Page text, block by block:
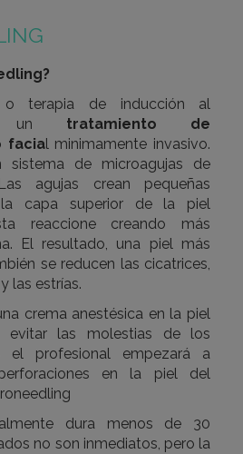
o terapia de inducción al
un tratamiento de
facial minimamente invasivo.
sistema de microagujas de
agujas crean pequeñas
la capa superior de la piel
reaccione creando más
El resultado, una piel más
se reducen las cicatrices,
las estrías.
crema anestésica en la piel
evitar las molestias de los
el profesional empezará a
en la piel del
dura menos de 30
no son inmediatos, pero la